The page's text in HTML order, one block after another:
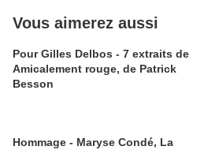
Vous aimerez aussi
Pour Gilles Delbos - 7 extraits de
Amicalement rouge, de Patrick
Besson
Hommage - Maryse Condé, La